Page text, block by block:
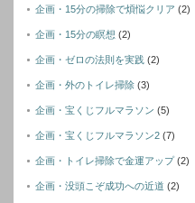
企画・15分の掃除で煩悩クリア (2)
企画・15分の瞑想 (2)
企画・ゼロの法則を実践 (2)
企画・外のトイレ掃除 (3)
企画・宝くじフルマラソン (5)
企画・宝くじフルマラソン2 (7)
企画・トイレ掃除で金運アップ(2)
企画・没頭こぞ成功への近道 (2)